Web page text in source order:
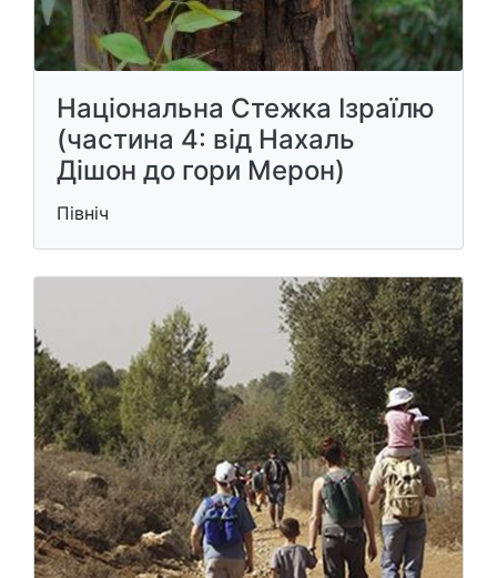
Національна Стежка Ізраїлю
(частина 4: від Нахаль
Дішон до гори Мерон)
Північ